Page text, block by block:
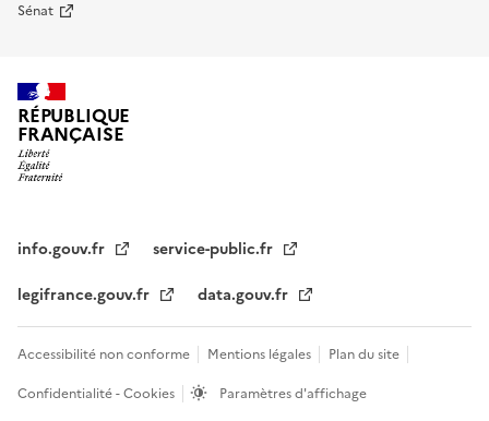
Sénat
RÉPUBLIQUE
FRANÇAISE
info.gouv.fr
service-public.fr
legifrance.gouv.fr
data.gouv.fr
Accessibilité non conforme Mentions légales
Plan du site
Confidentialité - Cookies
Paramètres d'affichage